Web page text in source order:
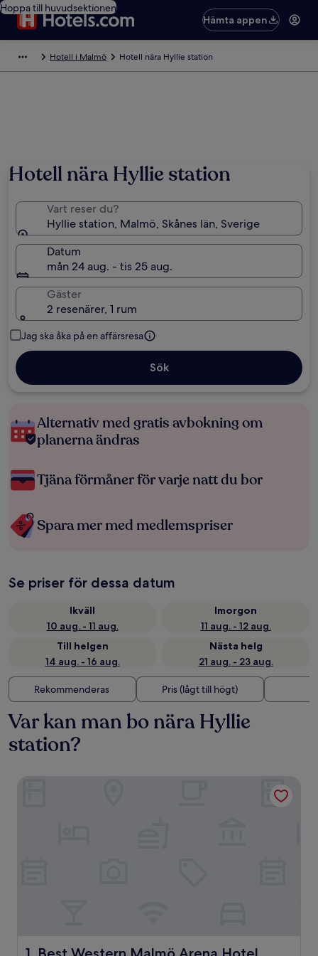
Hoppa till huvudsektionen
Hämta appen
Hotell i Malmö Hotell nära Hyllie station
Hotell nära Hyllie station
Vart reser du?
Hyllie station, Malmö, Skånes län, Sverige
Datum
mån 24 aug. - tis 25 aug.
Gäster
2 resenärer, 1 rum
Jag ska åka på en affärsresa
Sök
Alternativ med gratis avbokning om
planerna ändras
Tjäna förmåner för varje natt du bor
Spara mer med medlemspriser
Se priser för dessa datum
Ikväll
10 aug. - 11 aug.
Imorgon
11 aug. - 12 aug.
Till helgen
14 aug. - 16 aug.
Nästa helg
21 aug. - 23 aug.
Rekommenderas Pris (lågt till högt)
Var kan man bo nära Hyllie
station?
Best Western Malmö Arena Hotel